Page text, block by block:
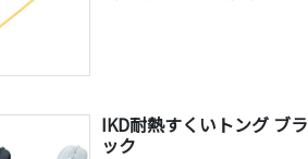
IKD耐熱すくいトング ブラ
ック